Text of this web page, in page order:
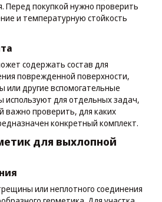
Перед покупкой нужно проверить
и температурную стойкость
содержать состав для
поврежденной поверхности,
другие вспомогательные
используют для отдельных задач,
важно проверить, для каких
конкретный комплект.
для выхлопной
или неплотного соединения